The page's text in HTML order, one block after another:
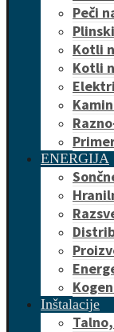
Peči
Kotli
Kotli
ENERGIJA
Inštalacije